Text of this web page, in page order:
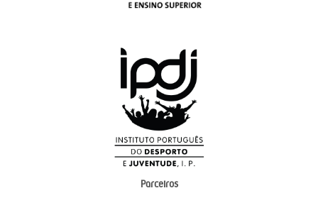
Parceiros